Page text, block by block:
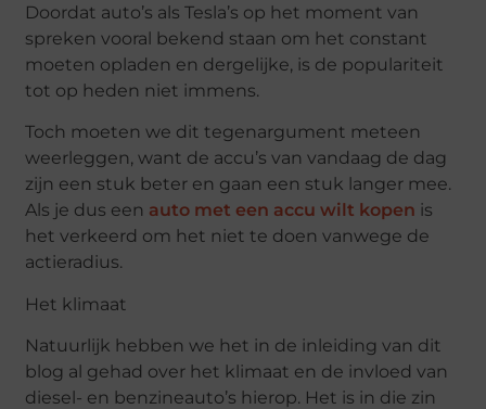
Doordat auto’s als Tesla’s op het moment van
spreken vooral bekend staan om het constant
moeten opladen en dergelijke, is de populariteit
tot op heden niet immens.
Toch moeten we dit tegenargument meteen
weerleggen, want de accu’s van vandaag de dag
zijn een stuk beter en gaan een stuk langer mee.
Als je dus een auto met een accu wilt kopen is
het verkeerd om het niet te doen vanwege de
actieradius.
Het klimaat
Natuurlijk hebben we het in de inleiding van dit
blog al gehad over het klimaat en de invloed van
diesel- en benzineauto’s hierop. Het is in die zin